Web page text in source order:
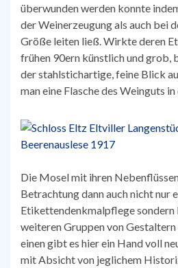
überwunden werden konnte
der Weinerzeugung als auch bei
Größe leiten ließ. Wirkte deren
frühen 90ern künstlich und
der stahlstichartige, feine Blick
man eine Flasche des Weinguts
Die Mosel mit ihren
Betrachtung dann auch nicht nur
Etikettendenkmalpflege sondern
weiteren Gruppen von Gestaltern
einen gibt es hier ein Hand voll
mit Absicht von jeglichem